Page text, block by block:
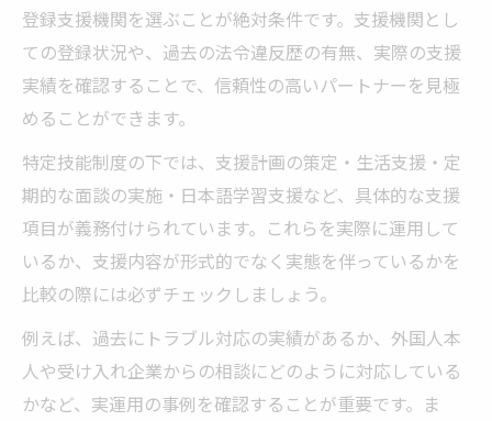
登録支援機関を選ぶことが絶対条件です。支援機関とし
ての登録状況や、過去の法令違反歴の有無、実際の支援
実績を確認することで、信頼性の高いパートナーを見極
めることができます。
特定技能制度の下では、支援計画の策定・生活支援・定
期的な面談の実施・日本語学習支援など、具体的な支援
項目が義務付けられています。これらを実際に運用して
いるか、支援内容が形式的でなく実態を伴っているかを
比較の際には必ずチェックしましょう。
例えば、過去にトラブル対応の実績があるか、外国人本
人や受け入れ企業からの相談にどのように対応している
かなど、実運用の事例を確認することが重要です。ま